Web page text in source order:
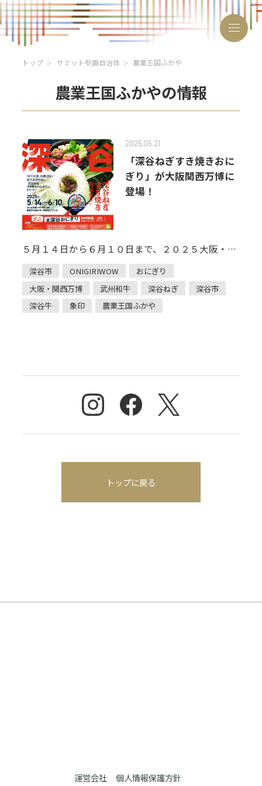
開催概要・お申し込み
サミット参画自治体
2026年
お知らせ
お問い合わせ
トップ サミット参画自治体 農業王国ふかや
農業王国ふかやの情報
2025.05.21
「深谷ねぎすき焼きおに
ぎり」が大阪関西万博に
登場！
５月１４日から６月１０日まで、２０２５大阪・関
西万博のＯＲＡ外食パビリオン内、象印「ＯＮＩＧ
ＩＲＩ ＷＯＷ！」ブースにて、深谷市自慢の農畜産
物「深谷ねぎ」「深谷牛」を使ったおにぎりが販売
されます！ さらに、この販売を記念 [&hellip;]
深谷市 ONIGIRIWOW
おにぎり
大阪・関西万博
武州和牛 深谷ねぎ
深谷市
深谷牛
象印 農業王国ふかや
トップに戻る
運営会社 個人情報保護方針